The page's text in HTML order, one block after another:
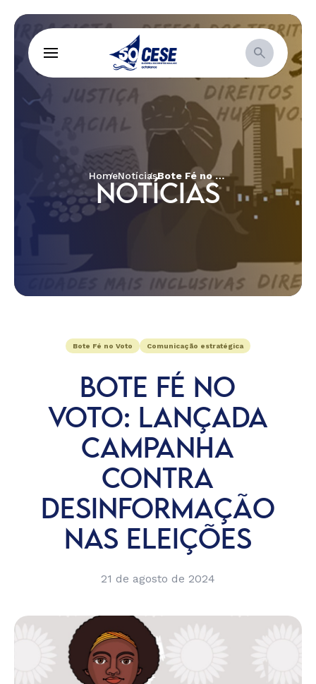
HomeNotícias Bote Fé no Voto: lançada campanha contra desinformação nas eleições
NOTÍCIAS
Bote Fé no Voto Comunicação estratégica
BOTE FÉ NO
VOTO: LANÇADA
CAMPANHA
CONTRA
DESINFORMAÇÃO
NAS ELEIÇÕES
21 de agosto de 2024